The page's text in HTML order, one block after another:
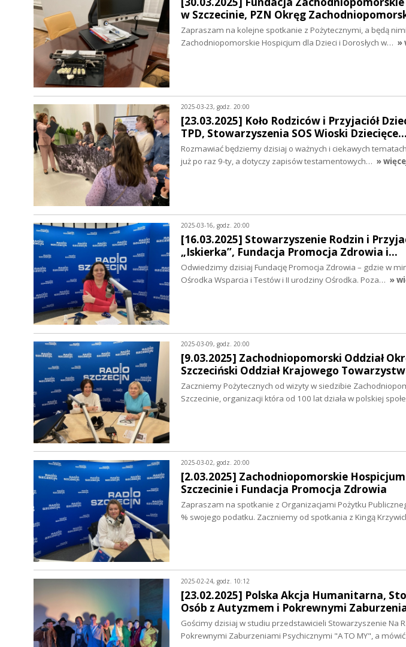
w Szczecinie, PZN Okręg
Zapraszam na kolejne spotkanie z Pożytecznymi, a będą
Zachodniopomorskie Hospicjum dla Dzieci i Dorosłych w… »
2025-03-23, godz. 20:00
[23.03.2025] Koło Rodziców i Przyjaciół
TPD, Stowarzyszenia SOS Wioski Dziecięce…
Rozmawiać będziemy dzisiaj o ważnych i ciekawych
już po raz 9-ty, a dotyczy zapisów testamentowych… »
2025-03-16, godz. 20:00
[16.03.2025] Stowarzyszenie Rodzin i
„Iskierka”, Fundacja Promocja Zdrowia i…
Odwiedzimy dzisiaj Fundację Promocja Zdrowia – gdzie w
Ośrodka Wsparcia i Testów i II urodziny Ośrodka. Poza… »
2025-03-09, godz. 20:00
[9.03.2025] Zachodniopomorski Oddział
Szczeciński Oddział Krajowego
Zaczniemy Pożytecznych od wizyty w siedzibie
Szczecinie, organizacji która od 100 lat działa w polskiej
2025-03-02, godz. 20:00
[2.03.2025] Zachodniopomorskie
Szczecinie i Fundacja Promocja Zdrowia
Zapraszam na spotkanie z Organizacjami Pożytku
% swojego podatku. Zaczniemy od spotkania z Kingą
2025-02-24, godz. 10:12
[23.02.2025] Polska Akcja Humanitarna,
Osób z Autyzmem i Pokrewnymi
Gościmy dzisiaj w studiu przedstawicieli Stowarzyszenie Na
Pokrewnymi Zaburzeniami Psychicznymi "A TO MY", a